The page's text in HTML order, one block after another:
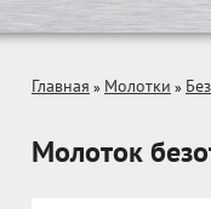
Главная » Молотки »
Молоток